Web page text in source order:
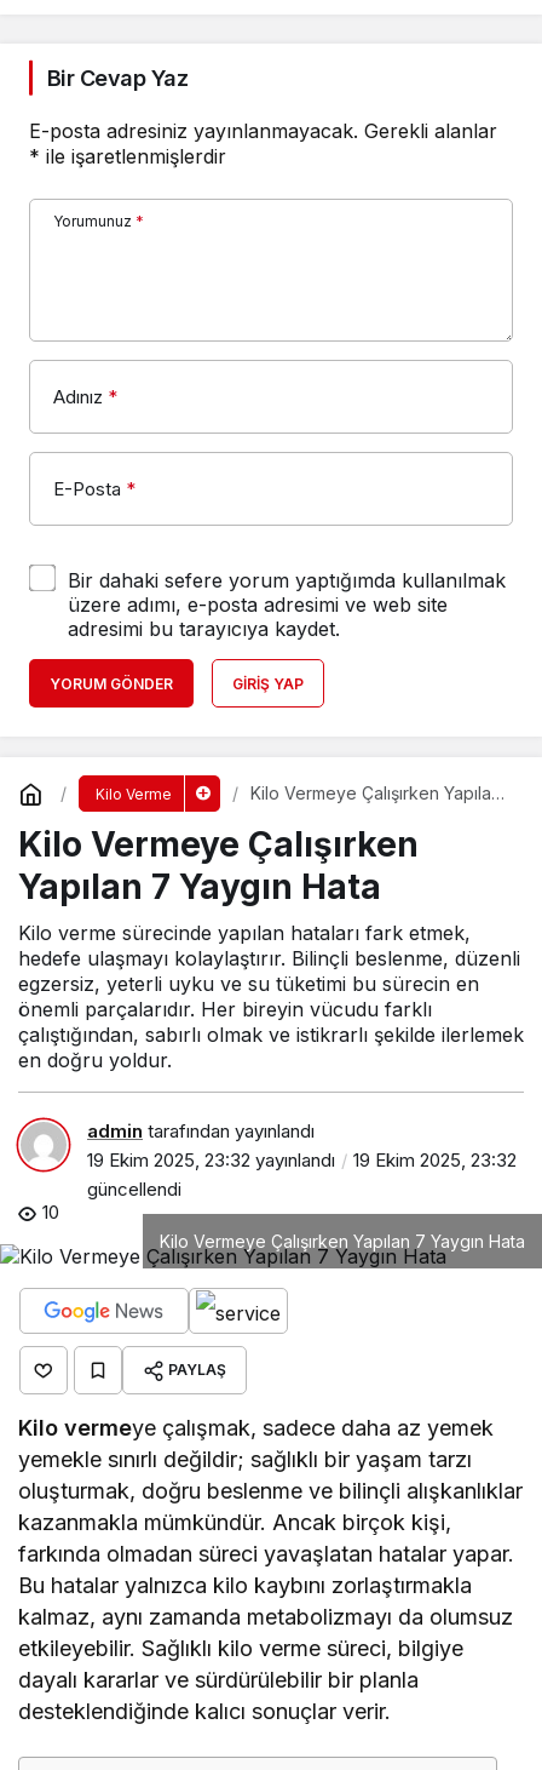
Bir Cevap Yaz
E-posta adresiniz yayınlanmayacak. Gerekli alanlar
* ile işaretlenmişlerdir
Yorumunuz *
Adınız *
E-Posta *
Bir dahaki sefere yorum yaptığımda kullanılmak
üzere adımı, e-posta adresimi ve web site
adresimi bu tarayıcıya kaydet.
YORUM GÖNDER GIRIŞ YAP
Kilo Verme
Kilo Vermeye Çalışırken Yapılan
Kilo Vermeye Çalışırken
Yapılan 7 Yaygın Hata
Kilo verme sürecinde yapılan hataları fark etmek,
hedefe ulaşmayı kolaylaştırır. Bilinçli beslenme, düzenli
egzersiz, yeterli uyku ve su tüketimi bu sürecin en
önemli parçalarıdır. Her bireyin vücudu farklı
çalıştığından, sabırlı olmak ve istikrarlı şekilde ilerlemek
en doğru yoldur.
admin tarafından yayınlandı
19 Ekim 2025, 23:32 yayınlandı
19 Ekim 2025, 23:32
güncellendi
10
Kilo Vermeye Çalışırken Yapılan 7 Yaygın Hata
PAYLAŞ
Kilo vermeye çalışmak, sadece daha az yemek
yemekle sınırlı değildir; sağlıklı bir yaşam tarzı
oluşturmak, doğru beslenme ve bilinçli alışkanlıklar
kazanmakla mümkündür. Ancak birçok kişi,
farkında olmadan süreci yavaşlatan hatalar yapar.
Bu hatalar yalnızca kilo kaybını zorlaştırmakla
kalmaz, aynı zamanda metabolizmayı da olumsuz
etkileyebilir. Sağlıklı kilo verme süreci, bilgiye
dayalı kararlar ve sürdürülebilir bir planla
desteklendiğinde kalıcı sonuçlar verir.